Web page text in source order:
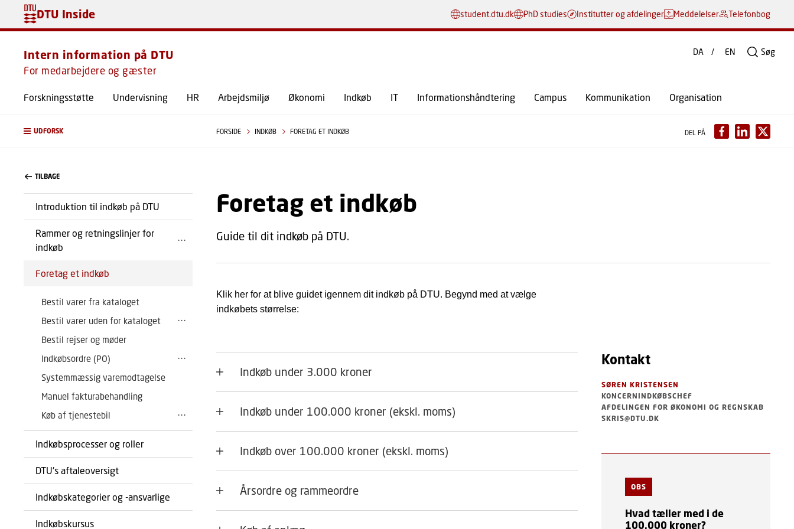
DTU Inside student.dtu.dk PhD studies Institutter og afdelinger Meddelelser Telefonbog
Intern information på DTU
For medarbejdere og gæster
Forskningsstøtte Undervisning HR Arbejdsmiljø Økonomi Indkøb IT Informationshåndtering Campus Kommunikation Organisation
DA EN Søg
UDFORSK FORSIDE INDKØB FORETAG ET INDKØB DEL PÅ
TILBAGE
Introduktion til indkøb på DTU
Rammer og retningslinjer for
indkøb
Foretag et indkøb
Bestil varer fra kataloget
Bestil varer uden for kataloget
Bestil rejser og møder
Indkøbsordre (PO)
Systemmæssig varemodtagelse
Manuel fakturabehandling
Køb af tjenestebil
Indkøbsprocesser og roller
DTU's aftaleoversigt
Indkøbskategorier og -ansvarlige
Indkøbskursus
Foretag et indkøb
Guide til dit indkøb på DTU.
Klik her for at blive guidet igennem dit indkøb på DTU. Begynd med at vælge
indkøbets størrelse:
Indkøb under 3.000 kroner
Indkøb under 100.000 kroner (ekskl. moms)
Indkøb over 100.000 kroner (ekskl. moms)
Årsordre og rammeordre
Kontakt
SØREN KRISTENSEN
KONCERNINDKØBSCHEF
AFDELINGEN FOR ØKONOMI OG REGNSKAB
SKRIS@DTU.DK
OBS
Hvad tæller med i de
100.000 kroner?